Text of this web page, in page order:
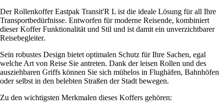
Der Rollenkoffer Eastpak Transit'R L ist die ideale Lösung für all Ihre
Transportbedürfnisse. Entworfen für moderne Reisende, kombiniert
dieser Koffer Funktionalität und Stil und ist damit ein unverzichtbarer
Reisebegleiter.
Sein robustes Design bietet optimalen Schutz für Ihre Sachen, egal
welche Art von Reise Sie antreten. Dank der leisen Rollen und des
ausziehbaren Griffs können Sie sich mühelos in Flughäfen, Bahnhöfen
oder selbst in den belebten Straßen der Stadt bewegen.
Zu den wichtigsten Merkmalen dieses Koffers gehören: